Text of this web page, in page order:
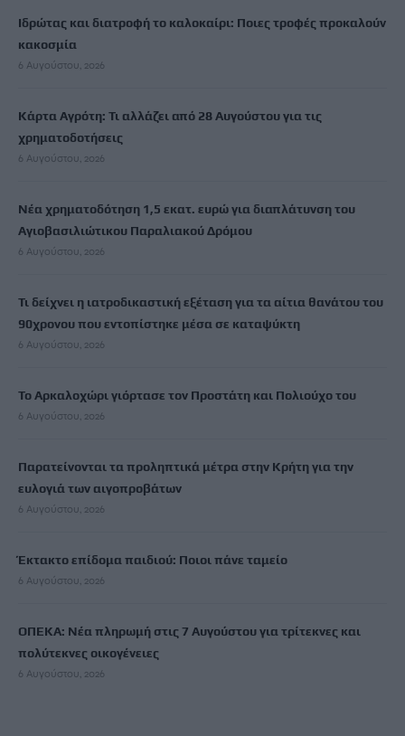
Ιδρώτας και διατροφή το καλοκαίρι: Ποιες τροφές προκαλούν
κακοσμία
6 Αυγούστου, 2026
Κάρτα Αγρότη: Τι αλλάζει από 28 Αυγούστου για τις
χρηματοδοτήσεις
6 Αυγούστου, 2026
Νέα χρηματοδότηση 1,5 εκατ. ευρώ για διαπλάτυνση του
Αγιοβασιλιώτικου Παραλιακού Δρόμου
6 Αυγούστου, 2026
Τι δείχνει η ιατροδικαστική εξέταση για τα αίτια θανάτου του
90χρονου που εντοπίστηκε μέσα σε καταψύκτη
6 Αυγούστου, 2026
Το Αρκαλοχώρι γιόρτασε τον Προστάτη και Πολιούχο του
6 Αυγούστου, 2026
Παρατείνονται τα προληπτικά μέτρα στην Κρήτη για την
ευλογιά των αιγοπροβάτων
6 Αυγούστου, 2026
Έκτακτο επίδομα παιδιού: Ποιοι πάνε ταμείο
6 Αυγούστου, 2026
ΟΠΕΚΑ: Νέα πληρωμή στις 7 Αυγούστου για τρίτεκνες και
πολύτεκνες οικογένειες
6 Αυγούστου, 2026